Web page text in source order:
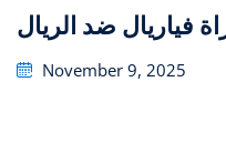
فياريال ضد الريال
Posted
November 9, 2025